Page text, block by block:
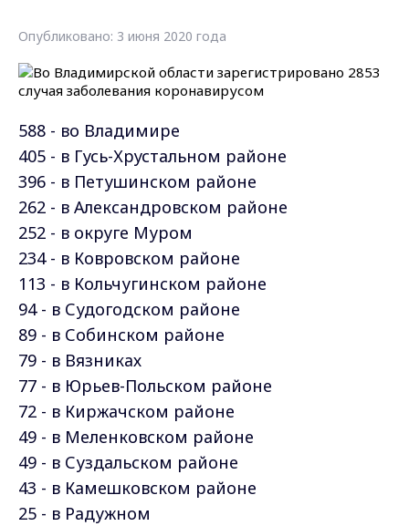
Опубликовано: 3 июня 2020 года
588 - во Владимире
405 - в Гусь-Хрустальном районе
396 - в Петушинском районе
262 - в Александровском районе
252 - в округе Муром
234 - в Ковровском районе
113 - в Кольчугинском районе
94 - в Судогодском районе
89 - в Собинском районе
79 - в Вязниках
77 - в Юрьев-Польском районе
72 - в Киржачском районе
49 - в Меленковском районе
49 - в Суздальском районе
43 - в Камешковском районе
25 - в Радужном